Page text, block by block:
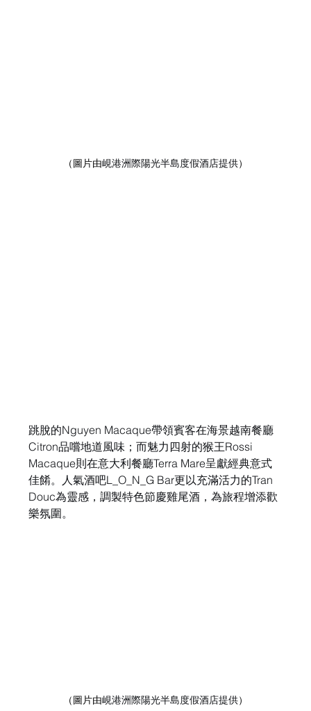
（圖片由峴港洲際陽光半島度假酒店提供）
跳脫的Nguyen Macaque帶領賓客在海景越南餐廳
Citron品嚐地道風味；而魅力四射的猴王Rossi
Macaque則在意大利餐廳Terra Mare呈獻經典意式
佳餚。人氣酒吧L_O_N_G Bar更以充滿活力的Tran
Douc為靈感，調製特色節慶雞尾酒，為旅程增添歡
樂氛圍。
（圖片由峴港洲際陽光半島度假酒店提供）